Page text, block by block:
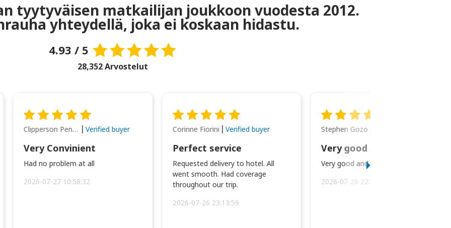
tyytyväisen matkailijan joukkoon vuodesta 2012.
yhteydellä, joka ei koskaan hidastu.
4.93 / 5
28,352 Arvostelut
Clipperson Penilla Verified buyer
Very Convinient
Had no problem at all
2026-07-27 10:58:32
Corinne Fiorini Verified buyer
Perfect service
Requested delivery to hotel. All
went smooth. Had coverage
throughout our trip.
2026-07-26 23:13:59
Stephen Gozo
Very good and prompt service.
2026-07-26 22:43:45